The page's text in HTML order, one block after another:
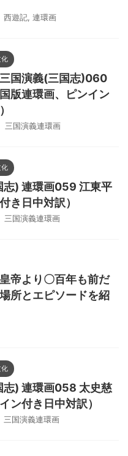
西遊記, 連環画
国演義(三国志)060
版連環画、ピンイン
三国演義連環画
志) 連環画059 江東平
き日中対訳）
三国演義連環画
帝より〇百年も前だ
所とエピソードを紹
志) 連環画058 太史慈
ン付き日中対訳）
三国演義連環画